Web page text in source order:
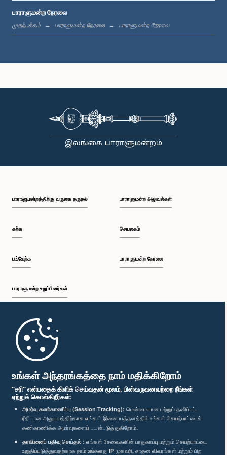
உங்கள் அந்தரங்கத்தை நாம் மதிக்கிறோம்
"சரி" என்பதைக் கிளிக் செய்வதன் மூலம், பின்வருவனவற்றை நீங்கள்
ஏற்றுக் கொள்கிறீர்கள்:
அமர்வு கண்காணிப்பு (Session Tracking): மென்மையான மற்றும் தனிப்பட்ட
ரீதியான அனுபவத்திற்காக எங்கள் இணையத்தளத்தில் உங்கள் செயற்பாட்டைக்
கண்காணிக்க அமர்வுகளைப் பயன்படுத்துகிறோம்.
தரவினைப் பதிவு செய்தல் : எங்கள் சேவைகளின் பாதுகாப்பு மற்றும் செயற்பாட்டை
உறுதிப்படுத்துவதற்காக நாம் உங்களது IP முகவரி, சாதன விவரங்கள் மற்றும் பிற
பி.ப. 1:19 - பி.ப. 1:31
பி.ப. 1:38 - பி.ப. 1:49
பி.ப. 1:49 - பி.ப. 1:56
பி.ப. 2:05 - பி.ப. 2:29
பி.ப. 2:54 - பி.ப. 3:09
பி.ப. 3:09 - பி.ப. 3:34
பி.ப. 3:34 - பி.ப. 3:44
பாராளுமன்ற நேரலை
முதற்பக்கம் பாராளுமன்ற நேரலை பாராளுமன்ற நேரலை
பாராளுமன்றத்திற்கு வருகை தருதல்
கற்க
பங்கேற்க
பாராளுமன்ற உறுப்பினர்கள்
முதற்பக்கம்
பாராளுமன்ற அலுவல்கள்
செயலகம்
பாராளுமன்ற நேரலை
பாராளுமன்ற கையடக்க செயலி
எம்மை பின்தொடர்க :
விருதுகள்